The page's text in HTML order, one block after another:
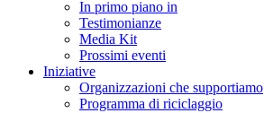
In primo piano in
Testimonianze
Media Kit
Prossimi eventi
Iniziative
Organizzazioni che supportiamo
Programma di riciclaggio